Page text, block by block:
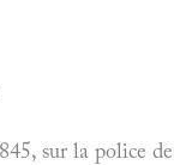
sur la police